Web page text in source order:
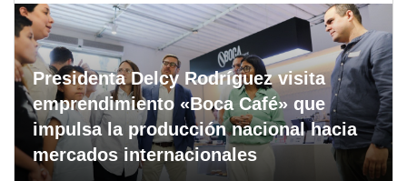
Presidenta Delcy Rodríguez visita
emprendimiento «Boca Café» que
impulsa la producción nacional hacia
mercados internacionales